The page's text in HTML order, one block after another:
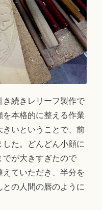
き続きレリーフ製作で
本格的に整える作業
きいということで、前
た。どんどん小顔に
でが大きすぎたので
ていただき、半分を
の人間の唇のように